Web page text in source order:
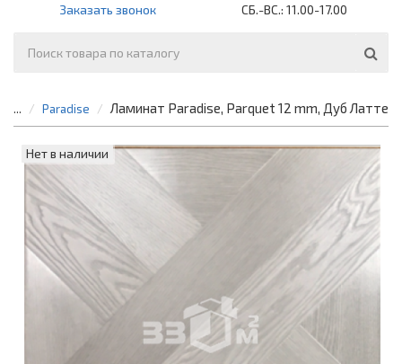
Заказать звонок
СБ.-ВС.: 11.00-17.00
... Paradise Ламинат Paradise, Parquet 12 mm, Дуб Латте
Нет в наличии